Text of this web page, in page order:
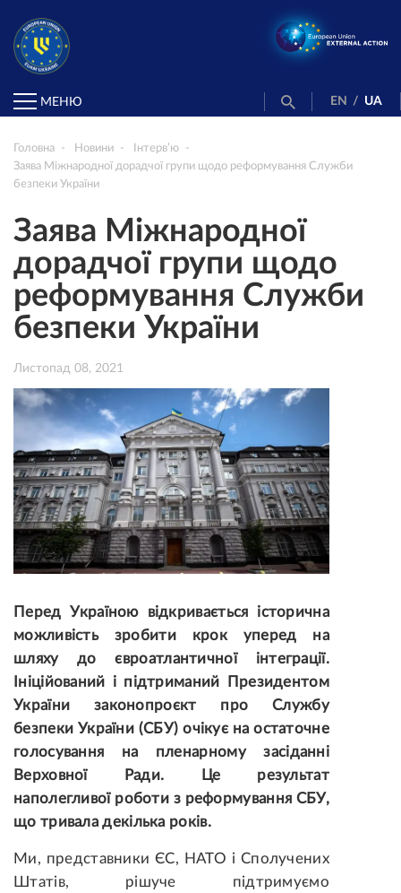
МЕНЮ EN / UA
Головна Новини
Інтерв’ю
Заява Міжнародної дорадчої групи щодо реформування Служби
безпеки України
Заява Міжнародної
дорадчої групи щодо
реформування Служби
безпеки України
Листопад 08, 2021
Перед Україною відкривається історична
можливість зробити крок уперед на
шляху до євроатлантичної інтеграції.
Ініційований і підтриманий Президентом
України законопроєкт про Службу
безпеки України (СБУ) очікує на остаточне
голосування на пленарному засіданні
Верховної Ради. Це результат
наполегливої роботи з реформування СБУ,
що тривала декілька років.
Ми, представники ЄС, НАТО і Сполучених
Штатів, рішуче підтримуємо